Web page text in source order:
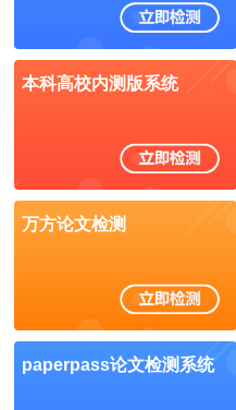
本科高校内测版系统
万方论文检测
paperpass论文检测系统